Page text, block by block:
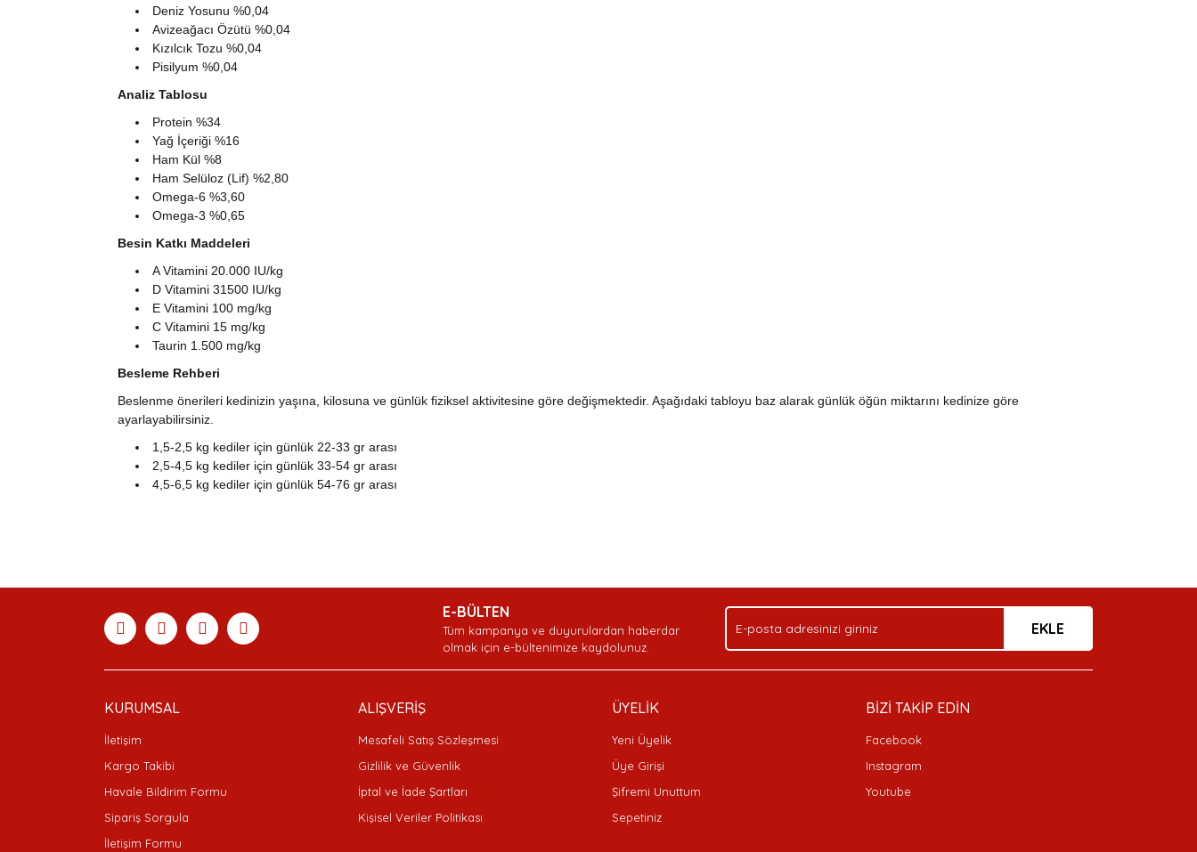
Deniz Yosunu %0,04
Avizeağacı Özütü %0,04
Kızılcık Tozu %0,04
Pisilyum %0,04
Analiz Tablosu
Protein %34
Yağ İçeriği %16
Ham Kül %8
Ham Selüloz (Lif) %2,80
Omega-6 %3,60
Omega-3 %0,65
Besin Katkı Maddeleri
A Vitamini 20.000 IU/kg
D Vitamini 31500 IU/kg
E Vitamini 100 mg/kg
C Vitamini 15 mg/kg
Taurin 1.500 mg/kg
Besleme Rehberi
Beslenme önerileri kedinizin yaşına, kilosuna ve günlük fiziksel aktivitesine göre değişmektedir. Aşağıdaki tabloyu baz alarak günlük öğün miktarını kedinize göre
ayarlayabilirsiniz.
1,5-2,5 kg kediler için günlük 22-33 gr arası
2,5-4,5 kg kediler için günlük 33-54 gr arası
4,5-6,5 kg kediler için günlük 54-76 gr arası
Ürün açıklamasında eksik bilgiler bulunuyor.
Bu ürüne benzer farklı alternatifler olmalı.
Gönder
Deneyimini Paylaş
E-BÜLTEN
Tüm kampanya ve duyurulardan haberdar
olmak için e-bültenimize kaydolunuz.
EKLE
KURUMSAL
İletişim
Kargo Takibi
Havale Bildirim Formu
Sipariş Sorgula
İletişim Formu
ALIŞVERİŞ
Mesafeli Satış Sözleşmesi
Gizlilik ve Güvenlik
İptal ve İade Şartları
Kişisel Veriler Politikası
ÜYELİK
Yeni Üyelik
Üye Girişi
Şifremi Unuttum
Sepetiniz
BİZİ TAKİP EDİN
Facebook
Instagram
Youtube